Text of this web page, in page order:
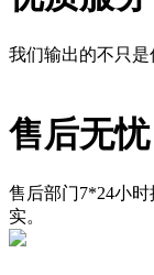
我们输出的不只是
售后无忧
售后部门7*24小
实。